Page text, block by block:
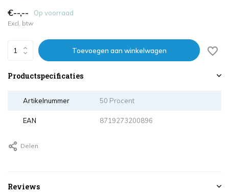
€--,-- Op voorraad
Excl. btw
Toevoegen aan winkelwagen
Productspecificaties
Artikelnummer 50 Procent
EAN 8719273200896
Delen
Reviews